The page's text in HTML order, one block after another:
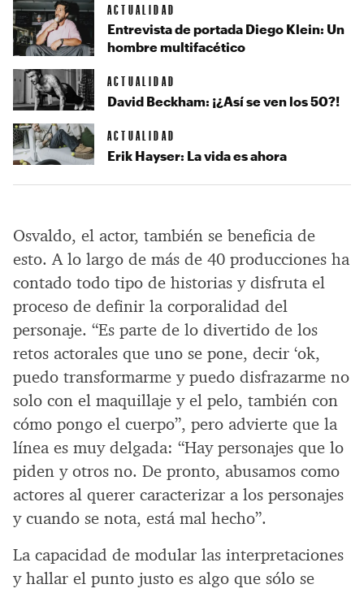
Osvaldo, el actor, también se beneficia de
esto. A lo largo de más de 40 producciones ha
contado todo tipo de historias y disfruta el
proceso de definir la corporalidad del
personaje. “Es parte de lo divertido de los
retos actorales que uno se pone, decir ‘ok,
puedo transformarme y puedo disfrazarme no
solo con el maquillaje y el pelo, también con
cómo pongo el cuerpo”, pero advierte que la
línea es muy delgada: “Hay personajes que lo
piden y otros no. De pronto, abusamos como
actores al querer caracterizar a los personajes
y cuando se nota, está mal hecho”.
La capacidad de modular las interpretaciones
y hallar el punto justo es algo que sólo se
ACTUALIDAD
Entrevista de portada Diego Klein: Un
hombre multifacético
ACTUALIDAD
David Beckham: ¡¿Así se ven los 50?!
ACTUALIDAD
Erik Hayser: La vida es ahora